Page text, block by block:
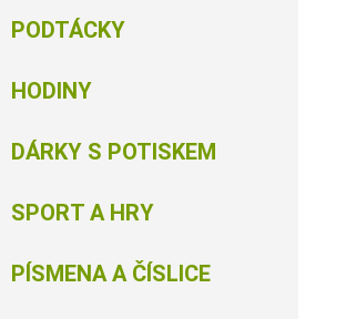
PODTÁCKY
HODINY
DÁRKY S POTISKEM
SPORT A HRY
PÍSMENA A ČÍSLICE